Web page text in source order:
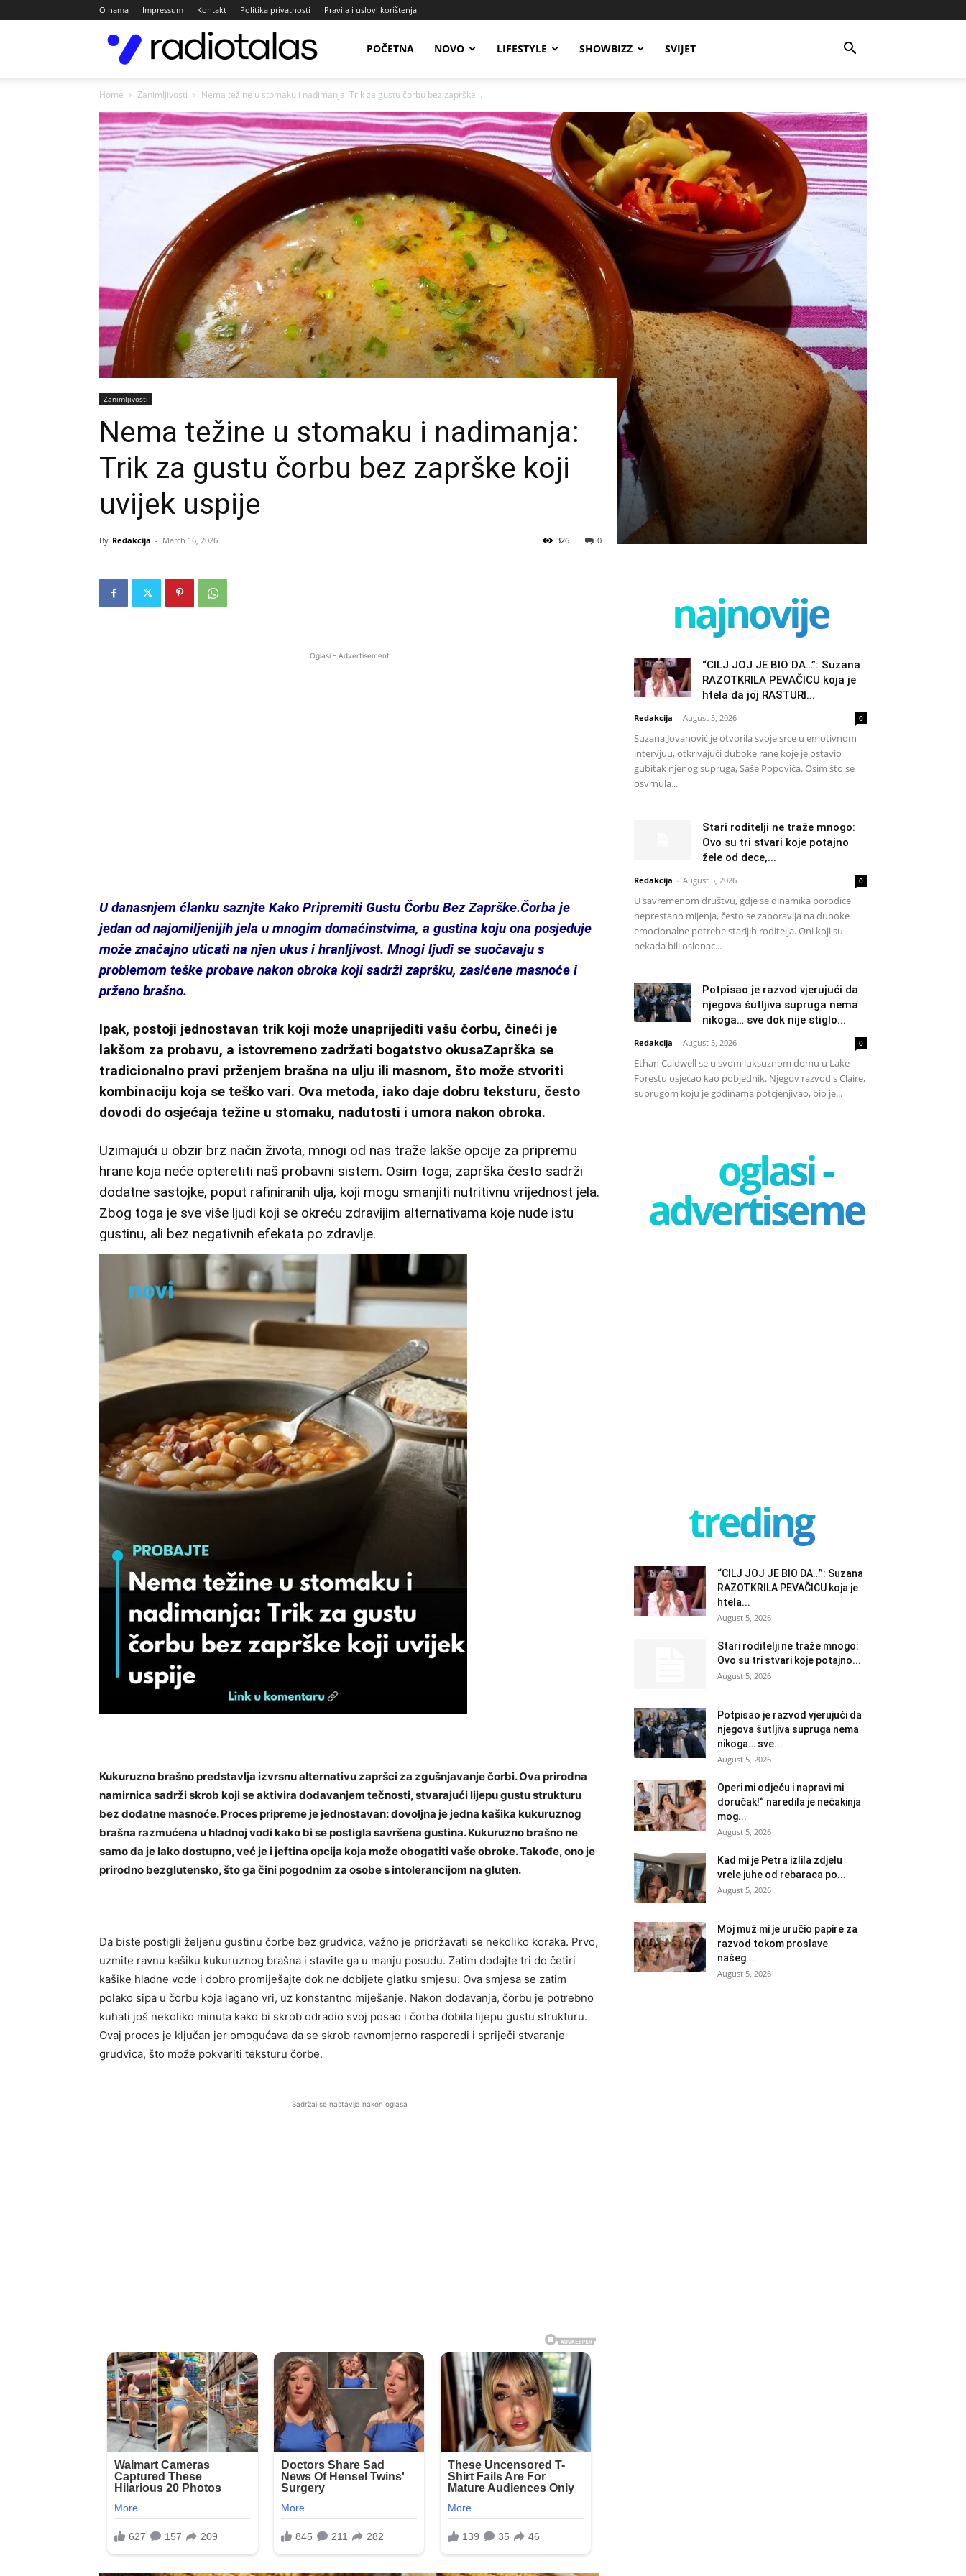
O nama Impressum Kontakt Politika privatnosti Pravila i uslovi korištenja
POČETNA NOVO LIFESTYLE SHOWBIZZ SVIJET
Home Zanimljivosti Nema težine u stomaku i nadimanja: Trik za gustu čorbu bez zaprške...
Zanimljivosti
Nema težine u stomaku i nadimanja:
Trik za gustu čorbu bez zaprške koji
uvijek uspije
By Redakcija - March 16, 2026 0
326
Oglasi - Advertisement
U danasnjem ćlanku saznjte Kako Pripremiti Gustu Čorbu Bez Zaprške.Čorba je
jedan od najomiljenijih jela u mnogim domaćinstvima, a gustina koju ona posjeduje
može značajno uticati na njen ukus i hranljivost. Mnogi ljudi se suočavaju s
problemom teške probave nakon obroka koji sadrži zapršku, zasićene masnoće i
prženo brašno.
Ipak, postoji jednostavan trik koji može unaprijediti vašu čorbu, čineći je
lakšom za probavu, a istovremeno zadržati bogatstvo okusaZaprška se
tradicionalno pravi prženjem brašna na ulju ili masnom, što može stvoriti
kombinaciju koja se teško vari. Ova metoda, iako daje dobru teksturu, često
dovodi do osjećaja težine u stomaku, nadutosti i umora nakon obroka.
Uzimajući u obzir brz način života, mnogi od nas traže lakše opcije za pripremu
hrane koja neće opteretiti naš probavni sistem. Osim toga, zaprška često sadrži
dodatne sastojke, poput rafiniranih ulja, koji mogu smanjiti nutritivnu vrijednost jela.
Zbog toga je sve više ljudi koji se okreću zdravijim alternativama koje nude istu
gustinu, ali bez negativnih efekata po zdravlje.
Kukuruzno brašno predstavlja izvrsnu alternativu zapršci za zgušnjavanje čorbi. Ova prirodna
namirnica sadrži skrob koji se aktivira dodavanjem tečnosti, stvarajući lijepu gustu strukturu
bez dodatne masnoće. Proces pripreme je jednostavan: dovoljna je jedna kašika kukuruznog
brašna razmućena u hladnoj vodi kako bi se postigla savršena gustina.Kukuruzno brašno ne
samo da je lako dostupno, već je i jeftina opcija koja može obogatiti vaše obroke. Takođe, ono je
prirodno bezglutensko, što ga čini pogodnim za osobe s intolerancijom na gluten.
Da biste postigli željenu gustinu čorbe bez grudvica, važno je pridržavati se nekoliko koraka. Prvo,
uzmite ravnu kašiku kukuruznog brašna i stavite ga u manju posudu. Zatim dodajte tri do četiri
kašike hladne vode i dobro promiješajte dok ne dobijete glatku smjesu. Ova smjesa se zatim
polako sipa u čorbu koja lagano vri, uz konstantno miješanje. Nakon dodavanja, čorbu je potrebno
kuhati još nekoliko minuta kako bi skrob odradio svoj posao i čorba dobila lijepu gustu strukturu.
Ovaj proces je ključan jer omogućava da se skrob ravnomjerno rasporedi i spriječi stvaranje
grudvica, što može pokvariti teksturu čorbe.
Sadržaj se nastavlja nakon oglasa
najnovije
“CILJ JOJ JE BIO DA…”: Suzana
RAZOTKRILA PEVAČICU koja je
htela da joj RASTURI...
Redakcija - August 5, 2026 0
Suzana Jovanović je otvorila svoje srce u emotivnom
intervjuu, otkrivajući duboke rane koje je ostavio
gubitak njenog supruga, Saše Popovića. Osim što se
osvrnula...
Stari roditelji ne traže mnogo:
Ovo su tri stvari koje potajno
žele od dece,...
Redakcija - August 5, 2026 0
U savremenom društvu, gdje se dinamika porodice
neprestano mijenja, često se zaboravlja na duboke
emocionalne potrebe starijih roditelja. Oni koji su
nekada bili oslonac...
Potpisao je razvod vjerujući da
njegova šutljiva supruga nema
nikoga… sve dok nije stiglo...
Redakcija - August 5, 2026 0
Ethan Caldwell se u svom luksuznom domu u Lake
Forestu osjećao kao pobjednik. Njegov razvod s Claire,
suprugom koju je godinama potcjenjivao, bio je...
oglasi -
advertisement
treding
“CILJ JOJ JE BIO DA…”: Suzana
RAZOTKRILA PEVAČICU koja je
htela...
August 5, 2026
Stari roditelji ne traže mnogo:
Ovo su tri stvari koje potajno...
August 5, 2026
Potpisao je razvod vjerujući da
njegova šutljiva supruga nema
nikoga… sve...
August 5, 2026
Operi mi odjeću i napravi mi
doručak!“ naredila je nećakinja
mog...
August 5, 2026
Kad mi je Petra izlila zdjelu
vrele juhe od rebaraca po...
August 5, 2026
Moj muž mi je uručio papire za
razvod tokom proslave
našeg...
August 5, 2026